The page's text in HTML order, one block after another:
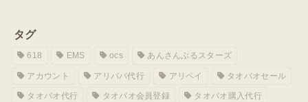
タグ
618 EMS ocs あんさんぶるスターズ
アカウント アリババ代行 アリペイ タオバオセール
タオバオ代行 タオバオ会員登録 タオバオ購入代行